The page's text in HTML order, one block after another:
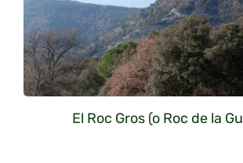
El Roc Gros (o Roc de la